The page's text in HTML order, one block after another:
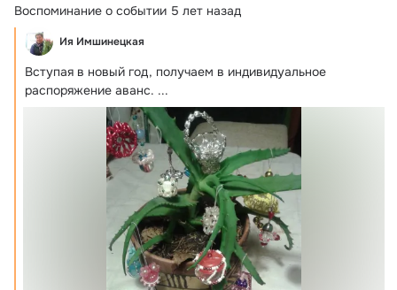
Воспоминание о событии 5 лет назад
Ия Имшинецкая
Вступая в новый год, получаем в индивидуальное
распоряжение аванс. ...